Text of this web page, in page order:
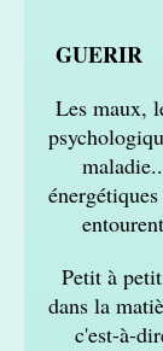
GUERIR
Les maux,
maladie...
entourent
Petit à
dans la
c'est-à-